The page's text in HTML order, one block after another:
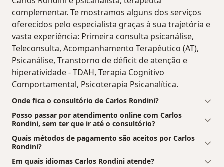
complementar. Te mostramos alguns dos serviços
oferecidos pelo especialista graças à sua trajetória e
vasta experiência: Primeira consulta psicanálise,
Teleconsulta, Acompanhamento Terapêutico (AT),
Psicanálise, Transtorno de déficit de atenção e
hiperatividade - TDAH, Terapia Cognitivo
Comportamental, Psicoterapia Psicanalítica.
Onde fica o consultório de Carlos Rondini?
Posso passar por atendimento online com Carlos
Rondini, sem ter que ir até o consultório?
Quais métodos de pagamento são aceitos por Carlos
Rondini?
Em quais idiomas Carlos Rondini atende?